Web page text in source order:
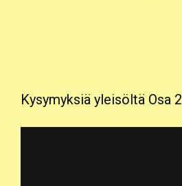
Kysymyksiä yleisöltä Osa 2